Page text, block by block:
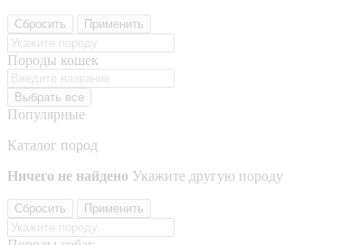
Сбросить Применить
Породы кошек
Выбрать все
Популярные
Каталог пород
Ничего не найдено Укажите другую породу
Сбросить Применить